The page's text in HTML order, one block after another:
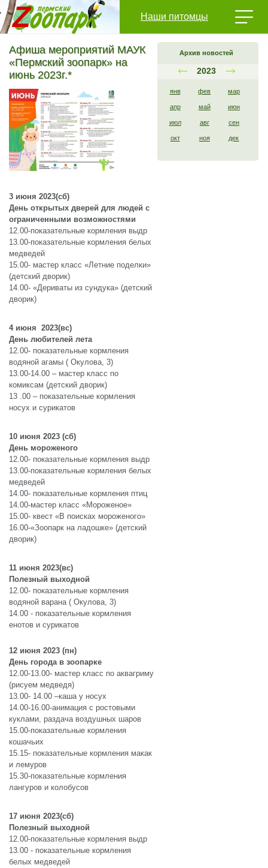
Наши питомцы
Архив новостей
2023
янв фев мар
апр май июн
июл авг сен
окт ноя дек
Афиша мероприятий МАУК
«Пермский зоопарк» на
июнь 2023г.*
3 июня 2023(сб)
День открытых дверей для людей с
ограниченными возможностями
12.00-показательные кормления выдр
13.00-показательные кормления белых
медведей
15.00- мастер класс «Летние поделки»
(детский дворик)
14.00- «Дериваты из сундука» (детский
дворик)
4 июня 2023(вс)
День любителей лета
12.00- показательные кормления
водяной агамы ( Окулова, 3)
13.00-14.00 – мастер класс по
комиксам (детский дворик)
13 .00 – показательные кормления
носух и сурикатов
10 июня 2023 (сб)
День мороженого
12.00- показательные кормления выдр
13.00-показательные кормления белых
медведей
14.00- показательные кормления птиц
14.00-мастер класс «Мороженое»
15.00- квест «В поисках мороженого»
16.00-«Зоопарк на ладошке» (детский
дворик)
11 июня 2023(вс)
Полезный выходной
12.00- показательные кормления
водяной варана ( Окулова, 3)
14.00 - показательные кормления
енотов и сурикатов
12 июня 2023 (пн)
День города в зоопарке
12.00-13.00- мастер класс по аквагриму
(рисуем медведя)
13.00- 14.00 –каша у носух
14.00-16.00-анимация с ростовыми
куклами, раздача воздушных шаров
15.00-показательные кормления
кошачьих
15.15- показательные кормления макак
и лемуров
15.30-показательные кормления
лангуров и колобусов
17 июня 2023(сб)
Полезный выходной
12.00-показательные кормления выдр
13.00 - показательные кормления
белых медведей